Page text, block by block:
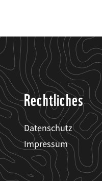
Rechtliches
Datenschutz
Impressum